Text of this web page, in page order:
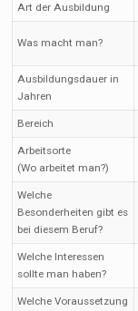
Art der Ausbildung
Was macht man?
Ausbildungsdauer in
Jahren
Bereich
Arbeitsorte
(Wo arbeitet man?)
Welche
Besonderheiten gibt es
bei diesem Beruf?
Welche Interessen
sollte man haben?
Welche Voraussetzung